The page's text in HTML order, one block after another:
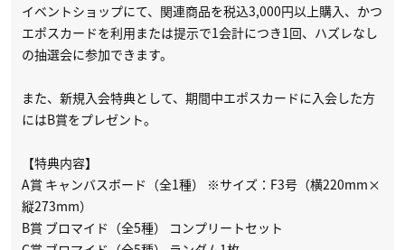
イベントショップにて、関連商品を税込3,000円以上購入、かつ
エポスカードを利用または提示で1会計につき1回、ハズレなし
の抽選会に参加できます。
また、新規入会特典として、期間中エポスカードに入会した方
にはB賞をプレゼント。
【特典内容】
A賞 キャンバスボード（全1種） ※サイズ：F3号（横220mm×
縦273mm）
B賞 ブロマイド（全5種） コンプリートセット